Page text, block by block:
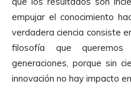
empujar el conocimiento
verdadera ciencia consiste
filosofía que
generaciones, porque sin
innovación no hay impacto